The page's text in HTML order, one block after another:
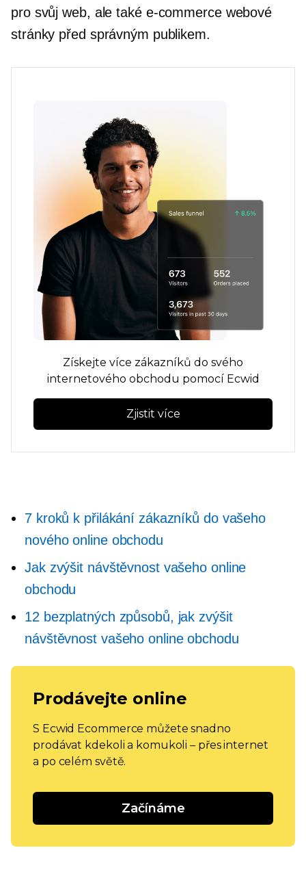
pro svůj web, ale také e-commercewebové
stránky před správným publikem.
Získejte více zákazníků do svého
internetového obchodu pomocí Ecwid
Zjistit více
7 kroků k přilákání zákazníků do vašeho
nového online obchodu
Jak zvýšit návštěvnost vašeho online
obchodu
12 bezplatných způsobů, jak zvýšit
návštěvnost vašeho online obchodu
Prodávejte online
S Ecwid Ecommerce můžete snadno
prodávat kdekoli a komukoli – přes internet
a po celém světě.
Začínáme